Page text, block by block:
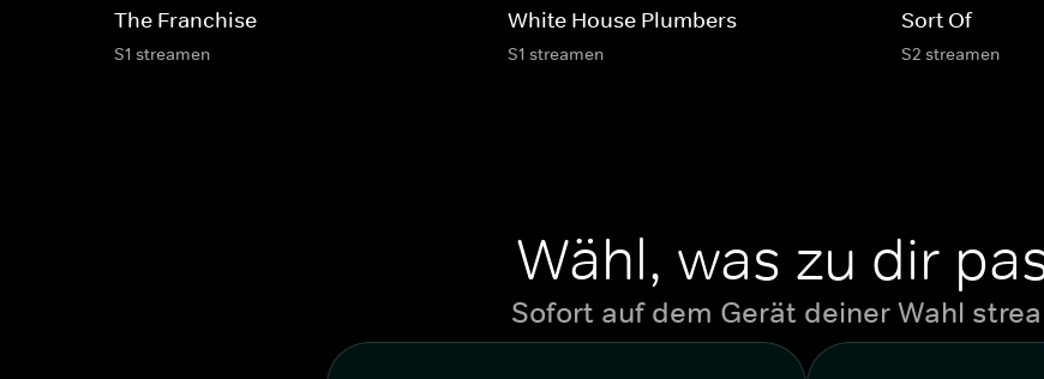
The Franchise
S1 streamen
White House Plumbers
S1 streamen
Sort Of
S2 streamen
Wähl, was zu dir
Sofort auf dem Gerät deiner Wahl